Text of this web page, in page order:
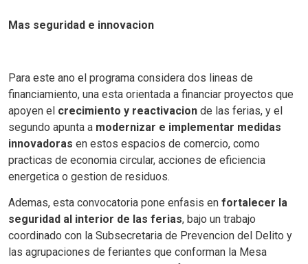
Mas seguridad e innovacion
Para este ano el programa considera dos lineas de
financiamiento, una esta orientada a financiar proyectos que
apoyen el crecimiento y reactivacion de las ferias, y el
segundo apunta a modernizar e implementar medidas
innovadoras en estos espacios de comercio, como
practicas de economia circular, acciones de eficiencia
energetica o gestion de residuos.
Ademas, esta convocatoria pone enfasis en fortalecer la
seguridad al interior de las ferias, bajo un trabajo
coordinado con la Subsecretaria de Prevencion del Delito y
las agrupaciones de feriantes que conforman la Mesa